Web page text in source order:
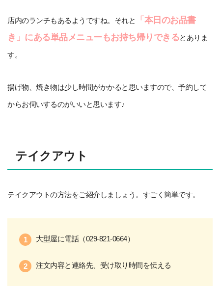
店内のランチもあるようですね。それと
「本日のお品書
き」にある単品メニューもお持ち帰りできるとありま
す。
揚げ物、焼き物は少し時間がかかると思いますので、予約して
からお伺いするのがいいと思います♪
テイクアウト
テイクアウトの方法をご紹介しましょう。すごく簡単です。
大型屋に電話（029-821-0664）
注文内容と連絡先、受け取り時間を伝える